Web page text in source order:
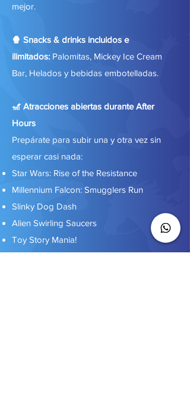
mejor.
🍿 Snacks & drinks incluidos e
ilimitados: Palomitas, Mickey Ice Cream
Bar, Helados y bebidas embotelladas.
🎢 Atracciones abiertas durante After
Hours
Prepárate para subir una y otra vez sin
esperar casi nada:
Star Wars: Rise of the Resistance
Millennium Falcon: Smugglers Run
Slinky Dog Dash
Alien Swirling Saucers
Toy Story Mania!